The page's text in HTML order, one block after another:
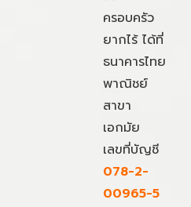
ครอบครัว
ยากไร้ ได้ที่
ธนาคารไทย
พาณิชย์
สาขา
เอกมัย
เลขที่บัญชี
078-2-
00965-5